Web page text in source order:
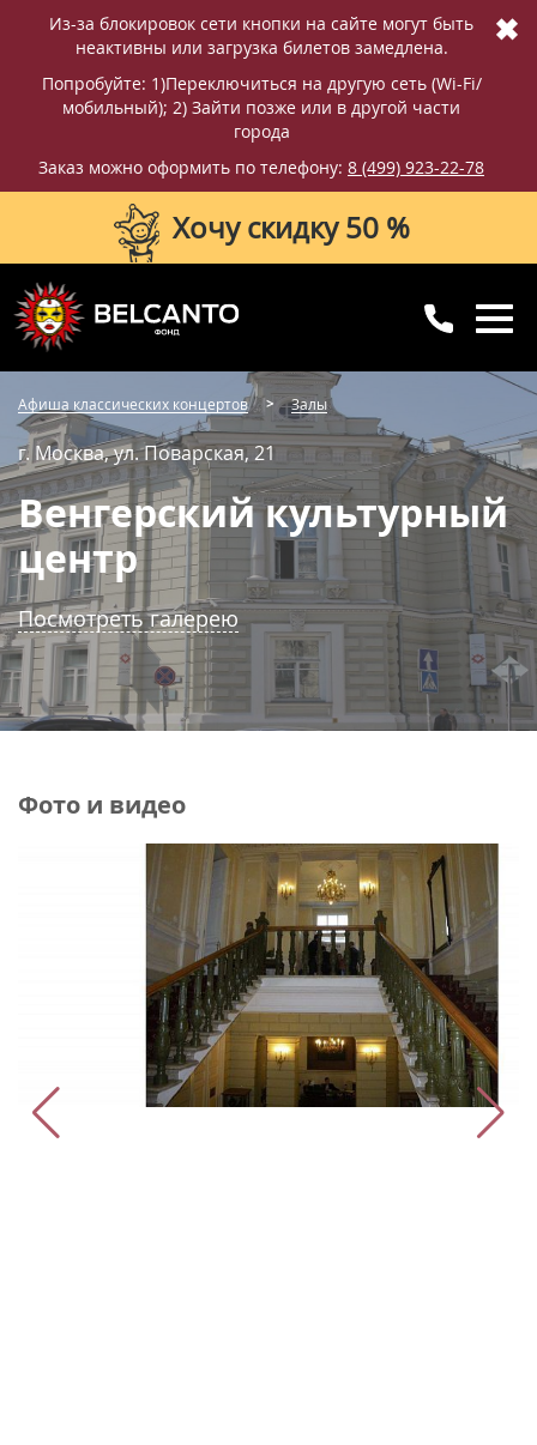
Из-за блокировок сети кнопки на сайте могут быть
неактивны или загрузка билетов замедлена.
Попробуйте: 1)Переключиться на другую сеть (Wi-Fi/
мобильный); 2) Зайти позже или в другой части
города
Заказ можно оформить по телефону: 8 (499) 923-22-78
✖
Хочу скидку 50 %
8 (499) 923-22-78
с 10:00 до 20:00
8 (800) 770-09-71
Афиша классических концертов Залы
г. Москва, ул. Поварская, 21
Венгерский культурный
центр
Посмотреть галерею
Фото и видео